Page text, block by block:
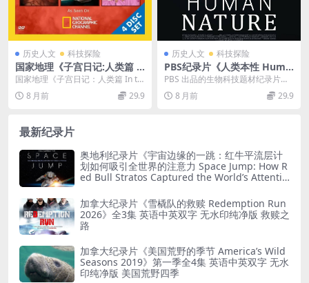
历史人文 科技探险
国家地理《子宫日记:人类篇 I
n the Womb》英语中字 720
P高清 人体探索纪录片
国家地理《子宫日记：人类篇 In th
e Womb》：探寻生命孕育的奇妙
旅程 国...
8 月前 29.9
历史人文 科技探险
PBS纪录片《人类本性 Huma
n Nature》英语中字 1080P/
MP4/2.8G 人类基因组
PBS 出品的生物科技题材纪录片
《人类本性》（Human Nature，
又名《人...
8 月前 29.9
最新纪录片
奥地利纪录片《宇宙边缘的一跳：红牛平流层计
划如何吸引全世界的注意力 Space Jump: How R
ed Bull Stratos Captured the World’s Attentio
划
加拿大纪录片《雪橇队的救赎 Redemption Run
2026》全3集 英语中英双字 无水印纯净版 救赎之
路
加拿大纪录片《美国荒野的季节 America’s Wild
Seasons 2019》第一季全4集 英语中英双字 无水
印纯净版 美国荒野四季